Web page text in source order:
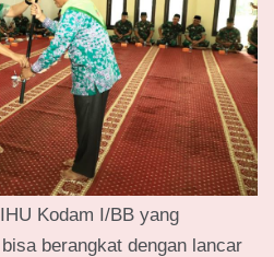
Kodam I/BB yang
berangkat dengan lancar